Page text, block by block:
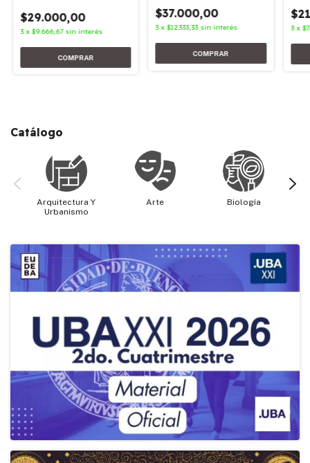
$29.000,00
3 x $9.666,67 sin interés
$37.000,00
3 x$12.333,33 sin interés 3 x
Catálogo
Arquitectura Y
Urbanismo
Arte Biología